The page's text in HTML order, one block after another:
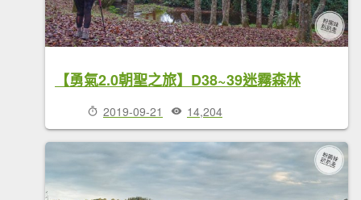
【勇氣2.0朝聖之旅】D38~39迷霧森林
2019-09-21 14,204